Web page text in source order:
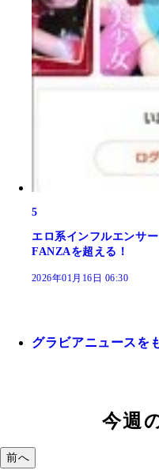
5
エロ系インフルエンサ
FANZAを超える！
2026年01月16日 06:30
グラビアニュースを
今週
前へ